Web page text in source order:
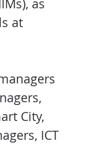
as
at
City,
ICT